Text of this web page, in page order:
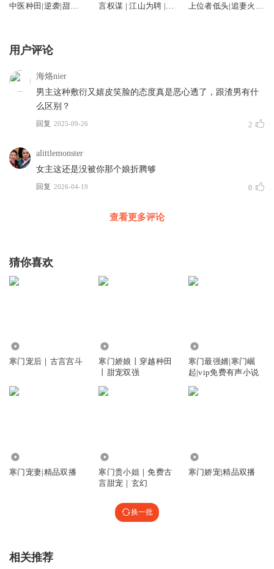
中医种田|逆袭|甜宠|
言权谋 | 江山为聘 |
上位者低头|追妻火葬
用户评论
海烙nier
男主这种敷衍又嬉皮笑脸的态度真是恶心透了，跟渣男有什
么区别？
回复 2025-09-26 2
alittlemonster
女主这还是没被你那个娘折腾够
回复 2026-04-19 0
查看更多评论
猜你喜欢
寒门宠后｜古言宫斗
寒门娇娘丨穿越种田
丨甜宠双强
寒门最强婿|寒门崛
起|vip免费有声小说
寒门宠妻|精品双播
寒门贵小姐｜免费古
言甜宠｜玄幻
寒门娇宠|精品双播
换一批
相关推荐